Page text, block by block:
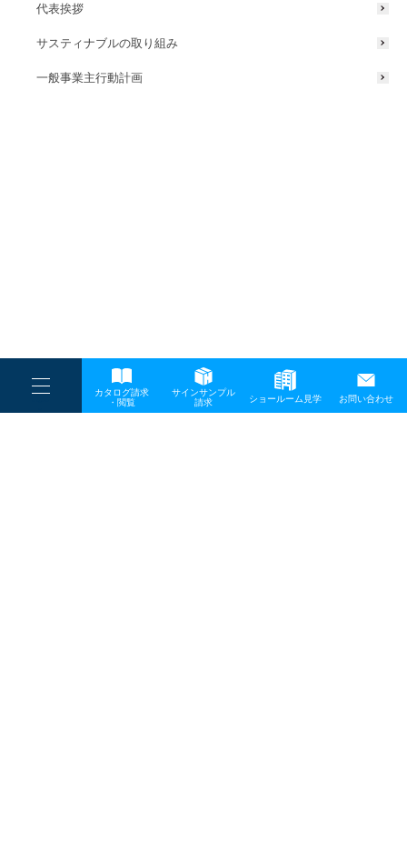
----
----
-
カタログ請求
・閲覧
サインサンプル
請求
ショールーム見学 お問い合わせ
代表挨拶
サスティナブルの取り組み
一般事業主行動計画